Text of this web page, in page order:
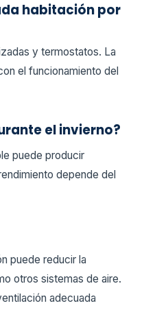
habitación por
y termostatos. La
el funcionamiento del
el invierno?
puede producir
depende del
puede reducir la
otros sistemas de aire.
adecuada